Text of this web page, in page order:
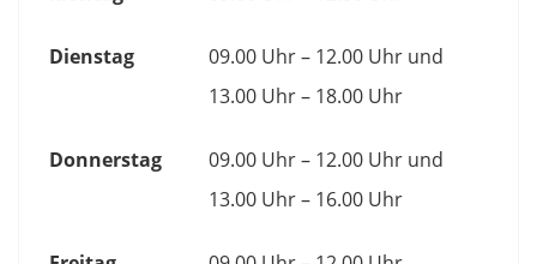
Dienstag
09.00 Uhr – 12.00 Uhr und
13.00 Uhr – 18.00 Uhr
Donnerstag
09.00 Uhr – 12.00 Uhr und
13.00 Uhr – 16.00 Uhr